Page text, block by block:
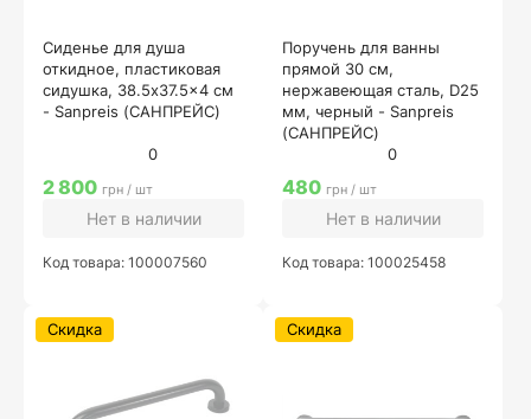
Сиденье для душа
откидное, пластиковая
сидушка, 38.5x37.5x4 см
- Sanpreis (САНПРЕЙС)
0
2 800 грн / шт
Нет в наличии
Код товара: 100007560
Поручень для ванны
прямой 30 см,
нержавеющая сталь, D25
мм, черный - Sanpreis
(САНПРЕЙС)
0
480 грн / шт
Нет в наличии
Код товара: 100025458
Скидка Скидка